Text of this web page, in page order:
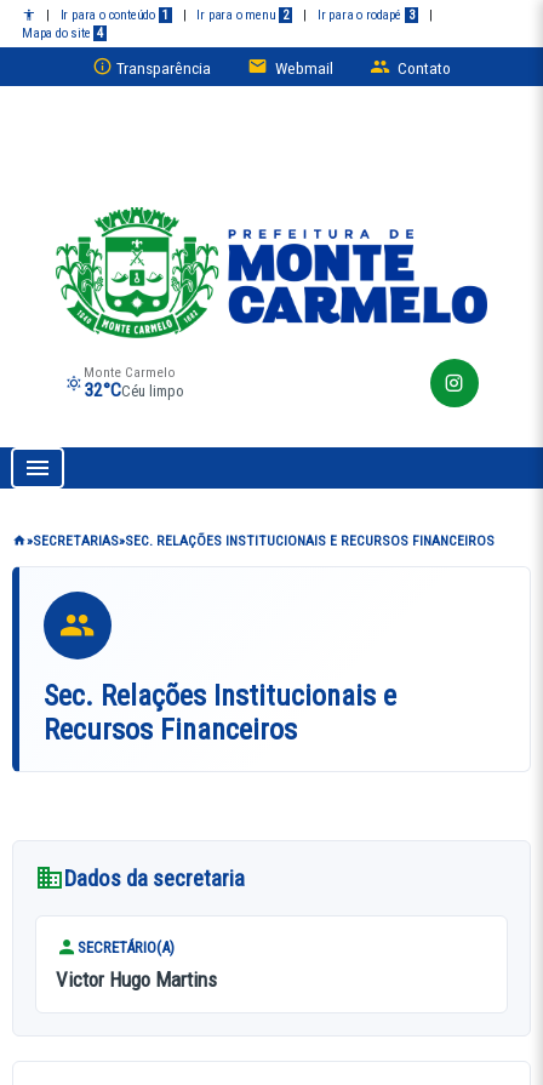
| Ir para o conteúdo 1 | Ir para o menu 2 | Ir para o rodapé 3
|
Mapa do site 4
Transparência Webmail Contato
Monte Carmelo
32°CCéu limpo
SECRETARIAS SEC. RELAÇÕES INSTITUCIONAIS E RECURSOS FINANCEIROS
Sec. Relações Institucionais e
Recursos Financeiros
Dados da secretaria
SECRETÁRIO(A)
Victor Hugo Martins